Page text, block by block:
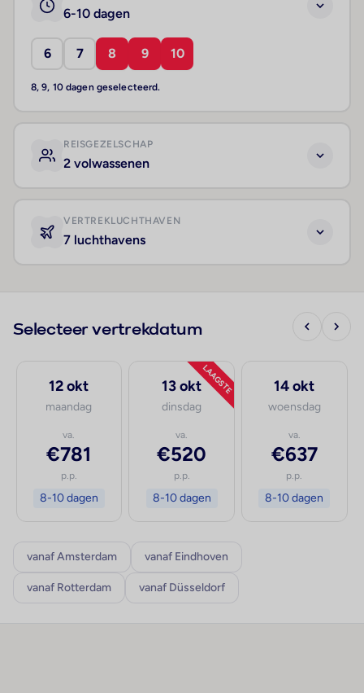
6-10 dagen
6 7 8 9 10
8, 9, 10 dagen geselecteerd.
REISGEZELSCHAP
2 volwassenen
VERTREKLUCHTHAVEN
7 luchthavens
Selecteer vertrekdatum
12 okt
maandag
va.
€781
p.p.
8-10 dagen
LAAGSTE
13 okt
dinsdag
va.
€520
p.p.
8-10 dagen
14 okt
woensdag
va.
€637
p.p.
8-10 dagen
vanaf Amsterdam vanaf Eindhoven
vanaf Rotterdam vanaf Düsseldorf